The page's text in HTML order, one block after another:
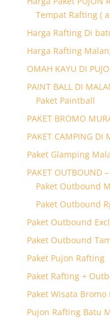
Tempat Rafting (
Harga Rafting Di
Harga Rafting
OMAH KAYU DI
PAINT BALL DI
Paket Paintball
PAKET BROMO
PAKET CAMPING DI
Paket Glamping
PAKET OUTBOUND
Paket Outbound
Paket Outbound
Paket Outbound
Paket Outbound
Paket Pujon Rafting
Paket Rafting +
Paket Wisata
Pujon Rafting Batu